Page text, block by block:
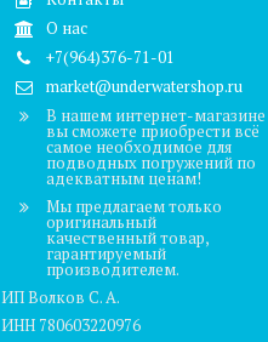
О нас
+7(964)376-71-01
market@underwatershop.ru
В нашем интернет-магазине
вы сможете приобрести всё
самое необходимое для
подводных погружений по
адекватным ценам!
Мы предлагаем только
оригинальный
качественный товар,
гарантируемый
производителем.
ИП Волков С. А.
ИНН 780603220976